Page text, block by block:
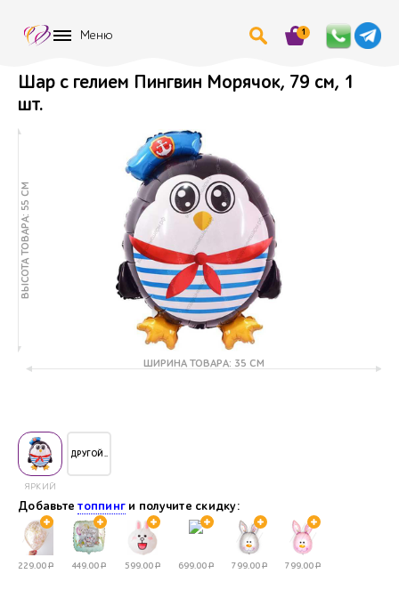
Меню 1
Шар с гелием Пингвин Морячок, 79 см, 1
шт.
ВЫСОТА ТОВАРА: 55 СМ
ШИРИНА ТОВАРА: 35 СМ
ЯРКИЙ
ДРУГОЙ..
Добавьтетоппинг и получите скидку:
229.00Р 449.00Р 599.00Р 699.00Р 799.00Р 799.00Р